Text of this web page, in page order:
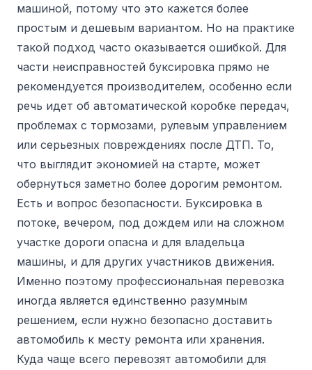
машиной, потому что это кажется более
простым и дешевым вариантом. Но на практике
такой подход часто оказывается ошибкой. Для
части неисправностей буксировка прямо не
рекомендуется производителем, особенно если
речь идет об автоматической коробке передач,
проблемах с тормозами, рулевым управлением
или серьезных повреждениях после ДТП. То,
что выглядит экономией на старте, может
обернуться заметно более дорогим ремонтом.
Есть и вопрос безопасности. Буксировка в
потоке, вечером, под дождем или на сложном
участке дороги опасна и для владельца
машины, и для других участников движения.
Именно поэтому профессиональная перевозка
иногда является единственно разумным
решением, если нужно безопасно доставить
автомобиль к месту ремонта или хранения.
Куда чаще всего перевозят автомобили для